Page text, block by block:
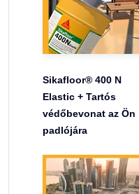
Sikafloor® 400 N
Elastic + Tartós
védőbevonat az Ön
padlójára